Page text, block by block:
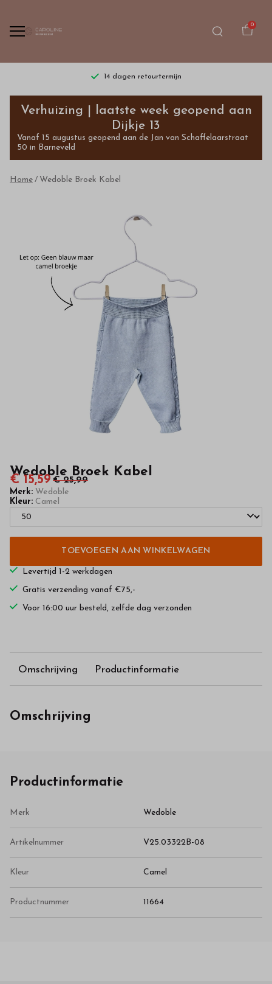
0
14 dagen retourtermijn
Wedoble
Broek
Kabel
kinderkleding
van
hoge
kwaliteit
webshop
Verhuizing | laatste week geopend aan
Dijkje 13
Vanaf 15 augustus geopend aan de Jan van Schaffelaarstraat
50 in Barneveld
Home Wedoble Broek Kabel
Wedoble Broek Kabel
€ 15,59 € 25,99
Merk: Wedoble
Kleur: Camel
TOEVOEGEN AAN WINKELWAGEN
Levertijd 1-2 werkdagen
Gratis verzending vanaf €75,-
Voor 16:00 uur besteld, zelfde dag verzonden
Omschrijving Productinformatie
Omschrijving
Productinformatie
Merk Wedoble
Artikelnummer V25.03322B-08
Kleur Camel
Productnummer 11664